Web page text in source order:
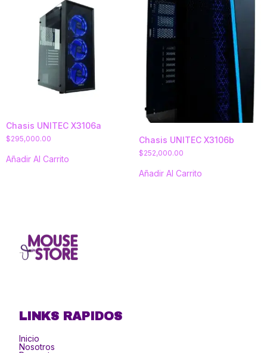
Chasis UNITEC X3106a
$295,000.00
Añadir Al Carrito
Chasis UNITEC X3106b
$252,000.00
Añadir Al Carrito
LINKS RAPIDOS
Inicio
Nosotros